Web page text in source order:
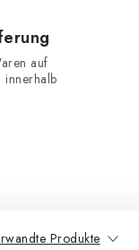
auf
Produkte